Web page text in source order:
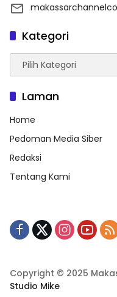
Kategori
Kategori
Laman
Home
Pedoman Media Siber
Redaksi
Tentang Kami
Copyright © 2025
Studio Mike